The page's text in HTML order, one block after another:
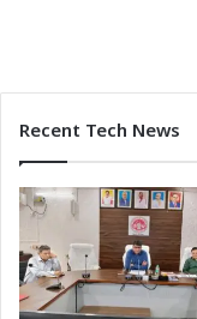
Recent Tech News